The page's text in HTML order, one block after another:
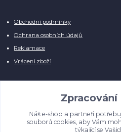
Obchodní podmínky
Ochrana osobních údajů
Reklamace
Vrácení zboží
Manuálně pro Vás kontrolujeme každý
několika z nich je vyobrazen pouze
Omlouváme se, na úpravě databáze
Náš e-shop a partneři
souborů cookies, aby Vám
týkající se